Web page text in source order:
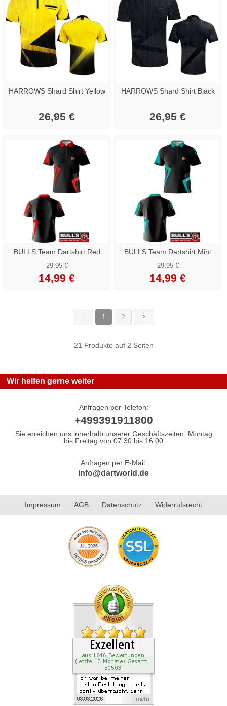
HARROWS Shard Shirt Yellow
26,95 €
HARROWS Shard Shirt Black
26,95 €
BULLS Team Dartshirt Red
29,95 €
14,99 €
BULLS Team Dartshirt Mint
29,95 €
14,99 €
1 (current)
2
21 Produkte auf 2 Seiten
Wir helfen gerne weiter
Anfragen per Telefon:
+499391911800
Sie erreichen uns innerhalb unserer Geschäftszeiten: Montag
bis Freitag von 07.30 bis 16.00
Anfragen per E-Mail:
info@dartworld.de
Impressum AGB Datenschutz Widerrufsrecht